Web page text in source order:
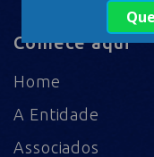
Comece aqui
Home
A Entidade
Associados